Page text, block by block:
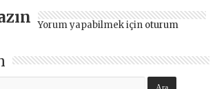
Yorum yapabilmek için oturum